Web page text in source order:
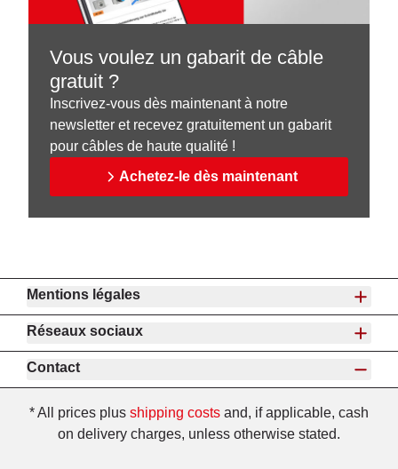
Vous voulez un gabarit de câble
gratuit ?
Inscrivez-vous dès maintenant à notre
newsletter et recevez gratuitement un gabarit
pour câbles de haute qualité !
Achetez-le dès maintenant
Mentions légales
Réseaux sociaux
Contact
* All prices plus shipping costs and, if applicable, cash
on delivery charges, unless otherwise stated.